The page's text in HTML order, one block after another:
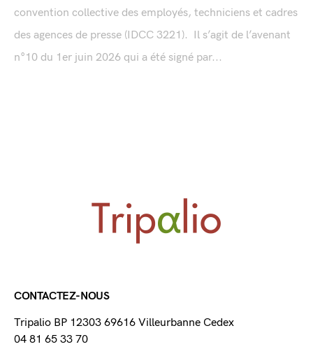
convention collective des employés, techniciens et cadres
des agences de presse (IDCC 3221). Il s’agit de l’avenant
n°10 du 1er juin 2026 qui a été signé par...
CONTACTEZ-NOUS
Tripalio BP 12303 69616 Villeurbanne Cedex
04 81 65 33 70